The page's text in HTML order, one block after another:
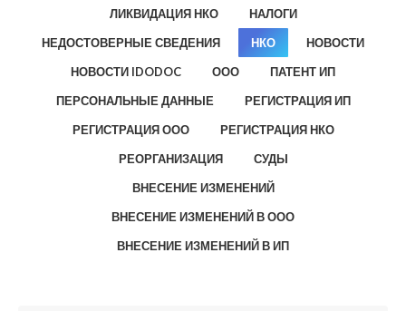
ЛИКВИДАЦИЯ НКО
НАЛОГИ
НЕДОСТОВЕРНЫЕ СВЕДЕНИЯ
НКО
НОВОСТИ
НОВОСТИ IDODOC
ООО
ПАТЕНТ ИП
ПЕРСОНАЛЬНЫЕ ДАННЫЕ
РЕГИСТРАЦИЯ ИП
РЕГИСТРАЦИЯ ООО
РЕГИСТРАЦИЯ НКО
РЕОРГАНИЗАЦИЯ
СУДЫ
ВНЕСЕНИЕ ИЗМЕНЕНИЙ
ВНЕСЕНИЕ ИЗМЕНЕНИЙ В ООО
ВНЕСЕНИЕ ИЗМЕНЕНИЙ В ИП